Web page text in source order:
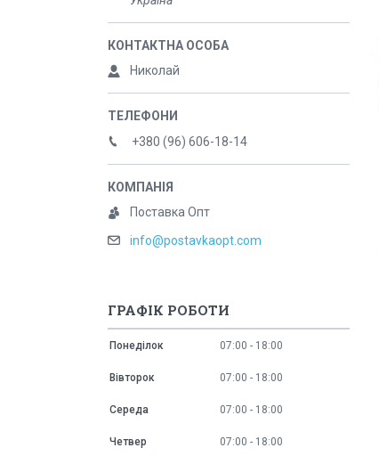
Николай
+380 (96) 606-18-14
Поставка Опт
info@postavkaopt.com
ГРАФІК РОБОТИ
Понеділок 07:00 18:00
Вівторок 07:00 18:00
Середа 07:00 18:00
Четвер 07:00 18:00